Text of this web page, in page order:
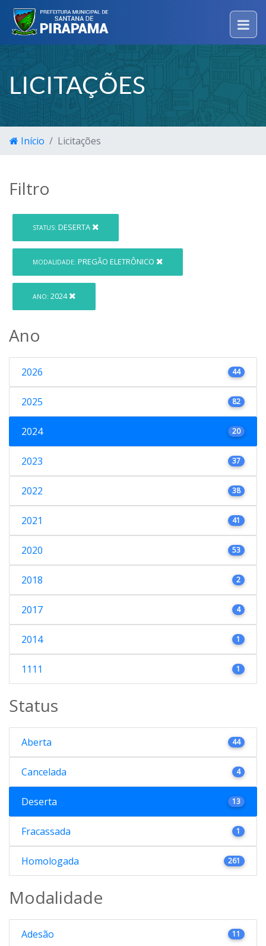
LICITAÇÕES
Início Licitações
Filtro
STATUS: DESERTA
MODALIDADE: PREGÃO ELETRÔNICO
ANO: 2024
Ano
2026 44
2025 82
2024 20
2023 37
2022 38
2021 41
2020 53
2018 2
2017 4
2014 1
1111 1
Status
Aberta 44
Cancelada 4
Deserta 13
Fracassada 1
Homologada 261
Modalidade
Adesão 11